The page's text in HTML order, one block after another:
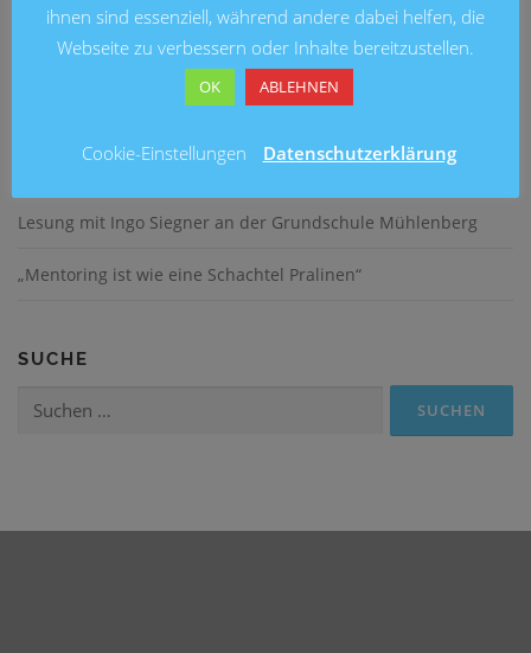
Blick in die Zukunft: Kunstausstellung 2026 an der
Grundschule Marienwerder
Fußballturnier am Entenfang
Lesung mit Ingo Siegner an der Grundschule Mühlenberg
„Mentoring ist wie eine Schachtel Pralinen“
SUCHE
Suchen
ihnen sind essenziell, während andere dabei helfen, die
Webseite zu verbessern oder Inhalte bereitzustellen.
OK ABLEHNEN
Cookie-Einstellungen Datenschutzerklärung